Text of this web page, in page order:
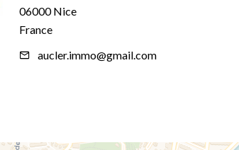
06000 Nice
France
aucler.immo@gmail.com